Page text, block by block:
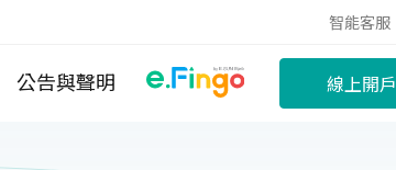
智能客服
公告與聲明 線上開戶